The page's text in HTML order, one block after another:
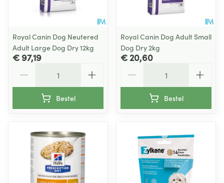
Royal Canin Dog Neutered
Adult Large Dog Dry 12kg
€ 97,19
Bestel
Royal Canin Dog Adult Small
Dog Dry 2kg
€ 20,60
Bestel